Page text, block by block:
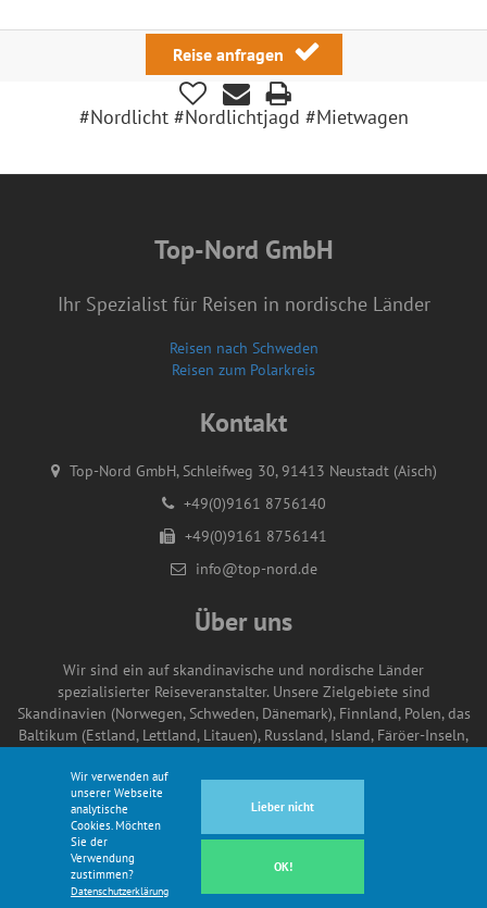
Reise anfragen
#Nordlicht #Nordlichtjagd #Mietwagen
Top-Nord GmbH
Ihr Spezialist für Reisen in nordische Länder
Reisen nach Schweden
Reisen zum Polarkreis
Kontakt
Top-Nord GmbH, Schleifweg 30, 91413 Neustadt (Aisch)
+49(0)9161 8756140
+49(0)9161 8756141
info@top-nord.de
Über uns
Wir sind ein auf skandinavische und nordische Länder
spezialisierter Reiseveranstalter. Unsere Zielgebiete sind
Skandinavien (Norwegen, Schweden, Dänemark), Finnland, Polen, das
Baltikum (Estland, Lettland, Litauen), Russland, Island, Färöer-Inseln,
Datenschutz
Wir verwenden auf
unserer Webseite
analytische
Cookies. Möchten
Sie der
Verwendung
zustimmen?
Datenschutzerklärung
Lieber nicht
OK!